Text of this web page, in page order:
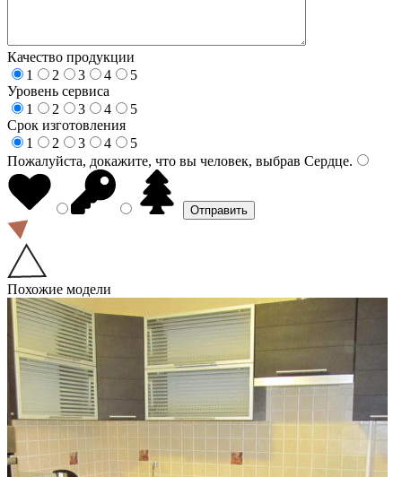
Качество продукции
1
2 3 4
5
Уровень сервиса
1
2 3 4
5
Срок изготовления
1
2 3 4
5
Пожалуйста, докажите, что вы человек, выбрав Сердце.
Похожие модели